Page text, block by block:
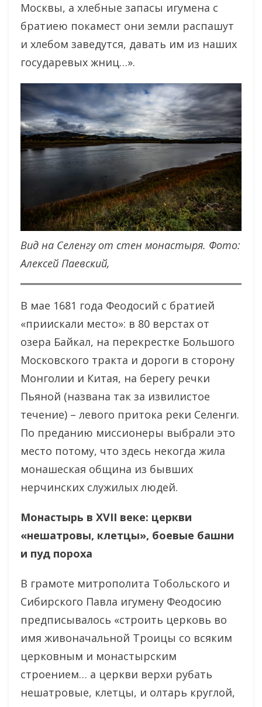
Москвы, а хлебные запасы игумена с
братиею покамест они земли распашут
и хлебом заведутся, давать им из наших
государевых жниц…».
Вид на Селенгу от стен монастыря. Фото:
Алексей Паевский,
В мае 1681 года Феодосий с братией
«приискали место»: в 80 верстах от
озера Байкал, на перекрестке Большого
Московского тракта и дороги в сторону
Монголии и Китая, на берегу речки
Пьяной (названа так за извилистое
течение) – левого притока реки Селенги.
По преданию миссионеры выбрали это
место потому, что здесь некогда жила
монашеская община из бывших
нерчинских служилых людей.
Монастырь в XVII веке: церкви
«нешатровы, клетцы», боевые башни
и пуд пороха
В грамоте митрополита Тобольского и
Сибирского Павла игумену Феодосию
предписывалось «строить церковь во
имя живоначальной Троицы со всяким
церковным и монастырским
строением… а церкви верхи рубать
нешатровые, клетцы, и олтарь круглой,